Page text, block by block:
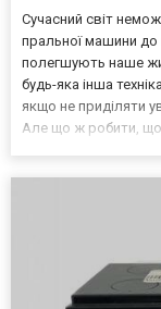
Сучасний світ
пральної машини до
полегшують наше
будь-яка інша
якщо не приділяти
Але що ж робити, щоб